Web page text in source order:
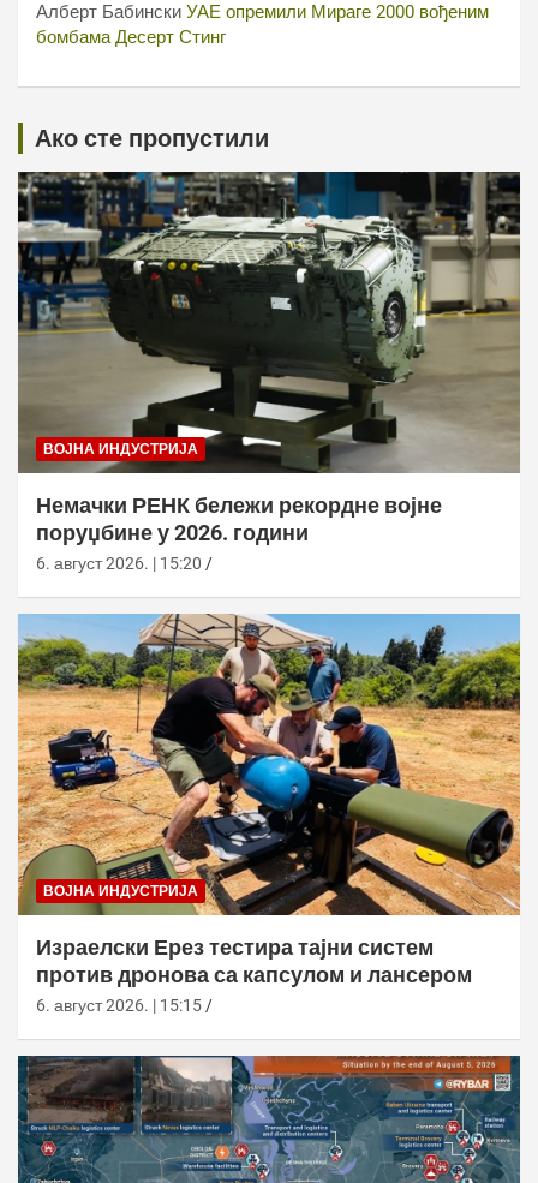
Алберт Бабински УАЕ опремили Мираге 2000 вођеним
бомбама Десерт Стинг
Ако сте пропустили
ВОЈНА ИНДУСТРИЈА
Немачки РЕНК бележи рекордне војне
поруџбине у 2026. години
6. август 2026. | 15:20
ВОЈНА ИНДУСТРИЈА
Израелски Ерез тестира тајни систем
против дронова са капсулом и лансером
6. август 2026. | 15:15